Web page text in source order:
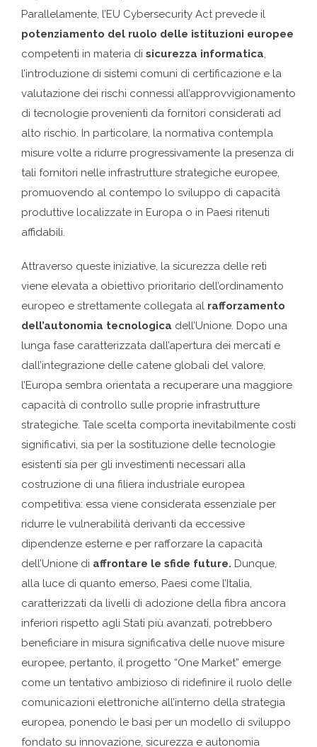
Parallelamente, l’EU Cybersecurity Act prevede il
potenziamento del ruolo delle istituzioni europee
competenti in materia di sicurezza informatica,
l’introduzione di sistemi comuni di certificazione e la
valutazione dei rischi connessi all’approvvigionamento
di tecnologie provenienti da fornitori considerati ad
alto rischio. In particolare, la normativa contempla
misure volte a ridurre progressivamente la presenza di
tali fornitori nelle infrastrutture strategiche europee,
promuovendo al contempo lo sviluppo di capacità
produttive localizzate in Europa o in Paesi ritenuti
affidabili.
Attraverso queste iniziative, la sicurezza delle reti
viene elevata a obiettivo prioritario dell’ordinamento
europeo e strettamente collegata al rafforzamento
dell’autonomia tecnologica dell’Unione. Dopo una
lunga fase caratterizzata dall’apertura dei mercati e
dall’integrazione delle catene globali del valore,
l’Europa sembra orientata a recuperare una maggiore
capacità di controllo sulle proprie infrastrutture
strategiche. Tale scelta comporta inevitabilmente costi
significativi, sia per la sostituzione delle tecnologie
esistenti sia per gli investimenti necessari alla
costruzione di una filiera industriale europea
competitiva: essa viene considerata essenziale per
ridurre le vulnerabilità derivanti da eccessive
dipendenze esterne e per rafforzare la capacità
dell’Unione di affrontare le sfide future. Dunque,
alla luce di quanto emerso, Paesi come l’Italia,
caratterizzati da livelli di adozione della fibra ancora
inferiori rispetto agli Stati più avanzati, potrebbero
beneficiare in misura significativa delle nuove misure
europee, pertanto, il progetto “One Market” emerge
come un tentativo ambizioso di ridefinire il ruolo delle
comunicazioni elettroniche all’interno della strategia
europea, ponendo le basi per un modello di sviluppo
fondato su innovazione, sicurezza e autonomia